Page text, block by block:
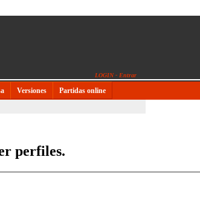
LOGIN - Entrar
Versiones Partidas online
perfiles.